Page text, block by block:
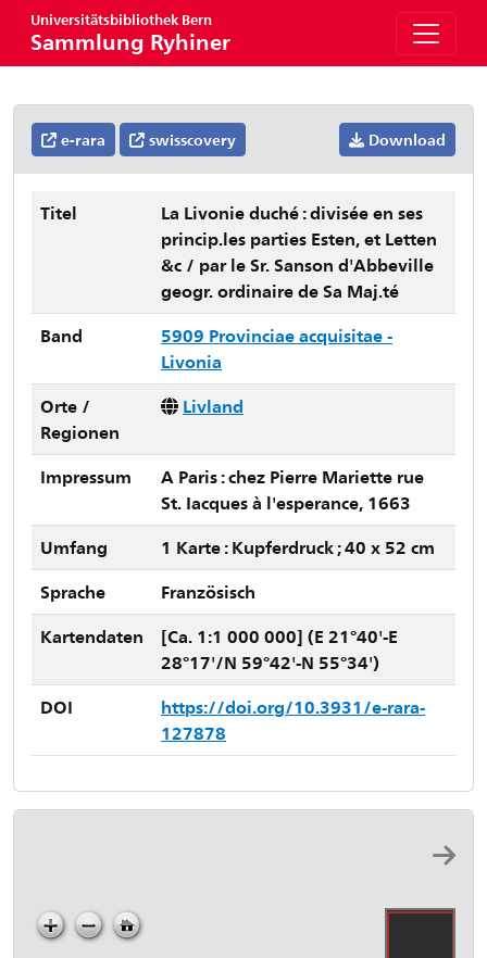
Universitätsbibliothek Bern
Sammlung Ryhiner
e-rara swisscovery Download
Titel
La Livonie duché : divisée en ses
princip.les parties Esten, et Letten
&c / par le Sr. Sanson d'Abbeville
geogr. ordinaire de Sa Maj.té
Band
5909 Provinciae acquisitae -
Livonia
Orte /
Regionen
Livland
Impressum
A Paris : chez Pierre Mariette rue
St. Iacques à l'esperance, 1663
Umfang
1 Karte : Kupferdruck ; 40 x 52 cm
Sprache
Französisch
Kartendaten
[Ca. 1:1 000 000] (E 21°40'-E
28°17'/N 59°42'-N 55°34')
DOI
https://doi.org/10.3931/e-rara-
127878